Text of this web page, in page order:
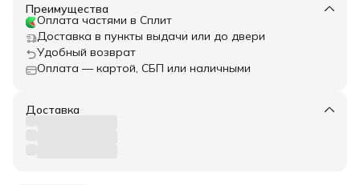
Преимущества
Оплата частями в Сплит
Доставка в пункты выдачи или до двери
Удобный возврат
Оплата — картой, СБП или наличными
Доставка